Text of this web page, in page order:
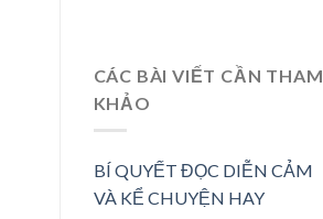
CÁC BÀI VIẾT CẦN THAM
KHẢO
BÍ QUYẾT ĐỌC DIỄN CẢM
VÀ KỂ CHUYỆN HAY